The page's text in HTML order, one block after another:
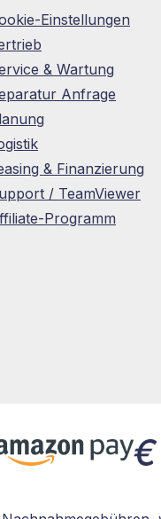
Einstellungen
& Wartung
Anfrage
& Finanzierung
/ TeamViewer
Programm